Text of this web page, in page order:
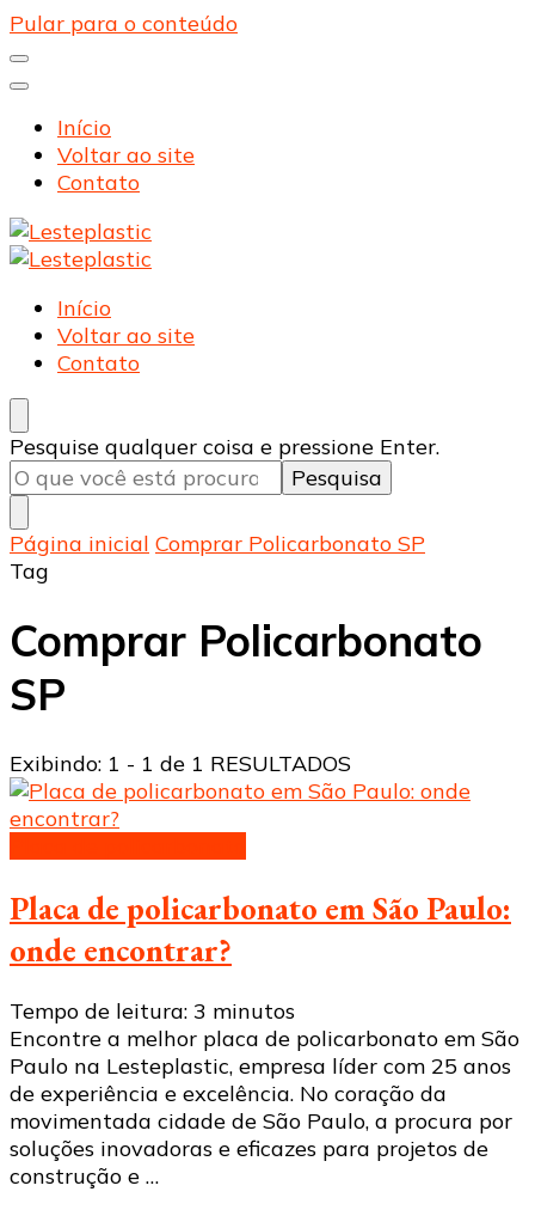
Pular para o conteúdo
Início
Voltar ao site
Contato
Lesteplastic
Blog – Lesteplastic
Lesteplastic
Blog – Lesteplastic
Início
Voltar ao site
Contato
Procurando
algo?
Pesquise qualquer coisa e pressione Enter.
Página inicial Comprar Policarbonato SP
Tag
Comprar Policarbonato
SP
Exibindo: 1 - 1 de 1 RESULTADOS
Placa de policarbonato em São Paulo:
onde encontrar?
Tempo de leitura: 3 minutos
Encontre a melhor placa de policarbonato em São
Paulo na Lesteplastic, empresa líder com 25 anos
de experiência e excelência. No coração da
movimentada cidade de São Paulo, a procura por
soluções inovadoras e eficazes para projetos de
construção e …